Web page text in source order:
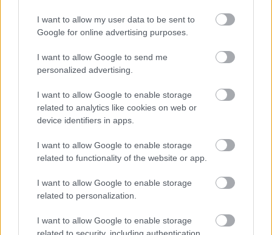
I want to allow my user data to be sent to
Google for online advertising purposes.
I want to allow Google to send me
personalized advertising.
I want to allow Google to enable storage
related to analytics like cookies on web or
device identifiers in apps.
I want to allow Google to enable storage
related to functionality of the website or app.
I want to allow Google to enable storage
related to personalization.
I want to allow Google to enable storage
13 éve
Nem sokág lesz az úgy. Bécs belvárosában a
gyorsjavítás szokott olyan lenni, ott nem szokás
nevelgetni meg szeretgetni a kátyúkat és likakat.
Measurer
Más mentalitás: ott nincs most pénz a teljes
flasztercserére, inkább javítanak.
wien.orf.at/news/stories/2533339